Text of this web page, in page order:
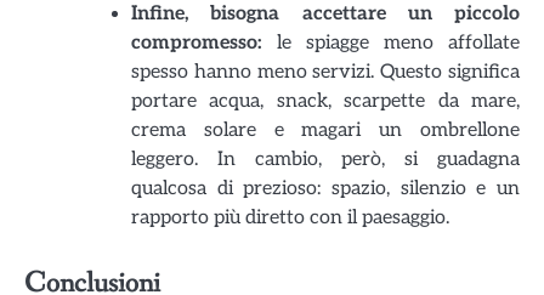
Infine, bisogna accettare un piccolo
compromesso: le spiagge meno affollate
spesso hanno meno servizi. Questo significa
portare acqua, snack, scarpette da mare,
crema solare e magari un ombrellone
leggero. In cambio, però, si guadagna
qualcosa di prezioso: spazio, silenzio e un
rapporto più diretto con il paesaggio.
Conclusioni